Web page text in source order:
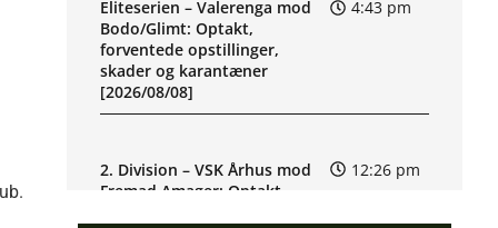
Eliteserien – Valerenga mod
Bodo/Glimt: Optakt,
forventede opstillinger,
skader og karantæner
[2026/08/08]
4:43 pm
2. Division – VSK Århus mod
Fremad Amager: Optakt,
12:26 pm